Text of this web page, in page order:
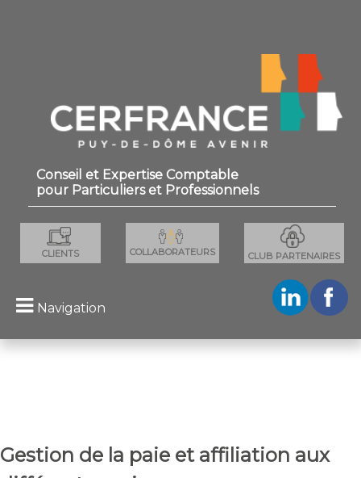
Conseil et Expertise Comptable
pour Particuliers et Professionnels
CLIENTS COLLABORATEURS CLUB PARTENAIRES
Navigation
Gestion de la paie et affiliation aux